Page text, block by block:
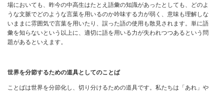
場においても、昨今の中高生はたとえ語彙の知識があったとしても、どのよ
うな文脈でどのような言葉を用いるのか吟味する力が弱く、意味も理解しな
いままに雰囲気で言葉を用いたり、誤った語の使用も散見されます。単に語
彙を知らないという以上に、適切に語を用いる力が失われつつあるという問
題があるといえます。
世界を分節するための道具としてのことば
ことばは世界を分節化し、切り分けるための道具です。私たちは「あれ」や